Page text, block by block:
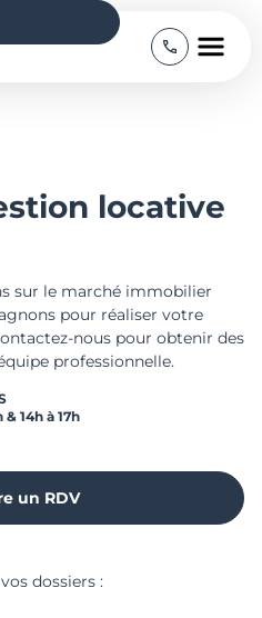
locative
sur le marché immobilier
pour réaliser votre
nous pour obtenir des
professionnelle.
14h à 17h
un RDV
dossiers :